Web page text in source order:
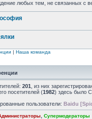
любых тем, не связанных с
| Наша команда
201 , из них
посетителей (1982) здесь было
пользователи: Baidu
Супермодераторы